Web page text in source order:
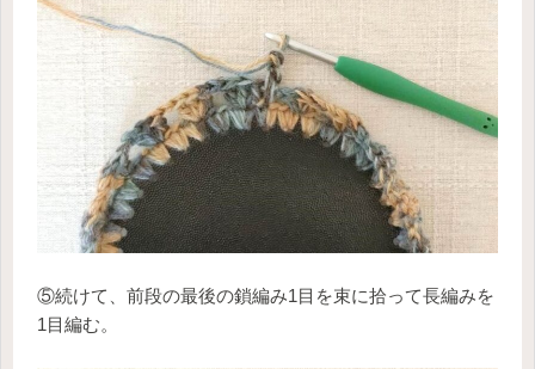
⑤続けて、前段の最後の鎖編み1目を束に拾って長編みを
1目編む。